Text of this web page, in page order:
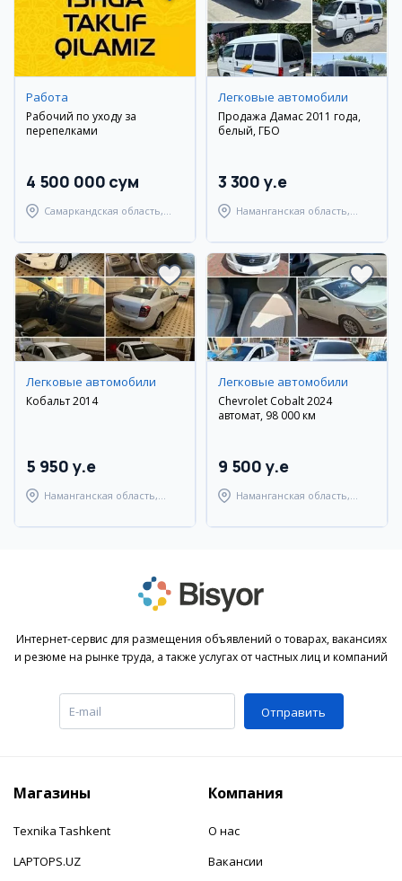
Работа
Рабочий по уходу за
перепелками
4 500 000 сум
Самаркандская область,
Легковые автомобили
Продажа Дамас 2011 года,
белый, ГБО
3 300 y.e
Наманганская область,
Легковые автомобили
Кобальт 2014
5 950 y.e
Наманганская область,
Легковые автомобили
Chevrolet Cobalt 2024
автомат, 98 000 км
9 500 y.e
Наманганская область,
Интернет-сервис для размещения объявлений о товарах, вакансиях
и резюме на рынке труда, а также услугах от частных лиц и компаний
Отправить
Магазины
Texnika Tashkent
LAPTOPS.UZ
Компания
О нас
Вакансии